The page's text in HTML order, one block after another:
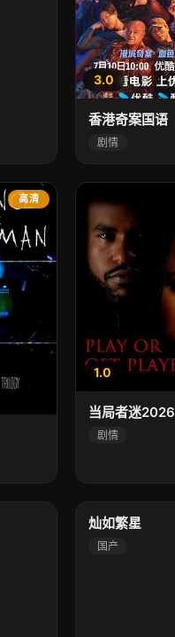
3.0
香港奇案国语
剧情
高清
1.0
当局者迷2026
剧情
灿如繁星
国产